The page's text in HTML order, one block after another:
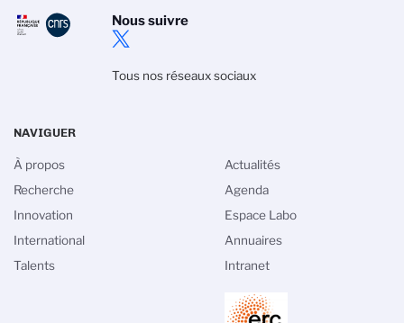
Nous suivre
Tous nos réseaux sociaux
NAVIGUER
À propos
Recherche
Innovation
International
Talents
Actualités
Agenda
Espace Labo
Annuaires
Intranet